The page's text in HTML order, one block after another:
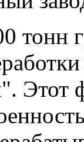
тонн
Этот